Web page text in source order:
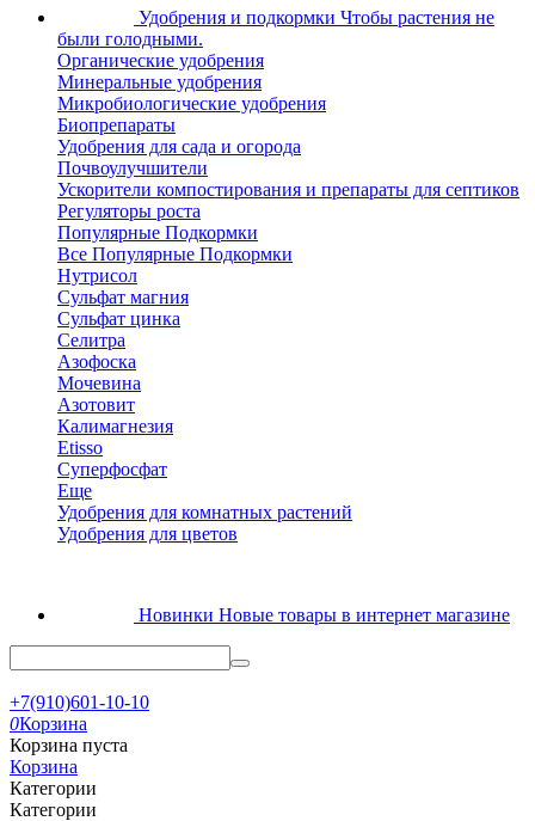
Удобрения и подкормки Чтобы растения не
были голодными.
Органические удобрения
Минеральные удобрения
Микробиологические удобрения
Биопрепараты
Удобрения для сада и огорода
Почвоулучшители
Ускорители компостирования и препараты для септиков
Регуляторы роста
Популярные Подкормки
Все Популярные Подкормки
Нутрисол
Сульфат магния
Сульфат цинка
Селитра
Азофоска
Мочевина
Азотовит
Калимагнезия
Etisso
Суперфосфат
Еще
Удобрения для комнатных растений
Удобрения для цветов
Новинки Новые товары в интернет магазине
+7(910)601-10-10
0Корзина
Корзина пуста
Корзина
Категории
Категории